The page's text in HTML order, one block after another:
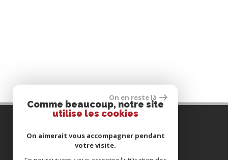
01 34 12 88 47
E-MAIL :info@agenceterminus.com
On en reste là
Comme beaucoup, notre site
utilise les cookies
On aimerait vous accompagner pendant
votre visite.